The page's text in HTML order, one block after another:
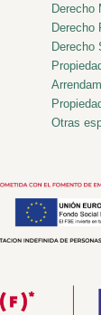
Derecho
Derecho
Derecho
Otras